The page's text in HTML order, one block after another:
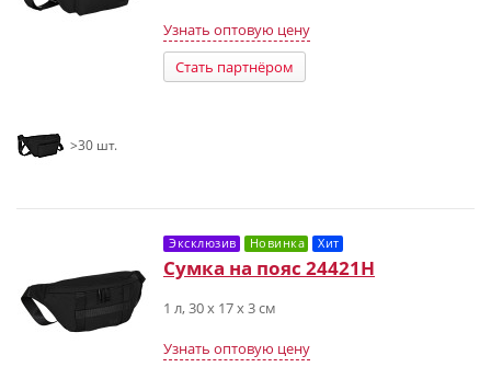
Узнать оптовую цену
Стать партнёром
>30 шт.
Эксклюзив Новинка Хит
Сумка на пояс 24421H
1 л, 30 х 17 х 3 см
Узнать оптовую цену